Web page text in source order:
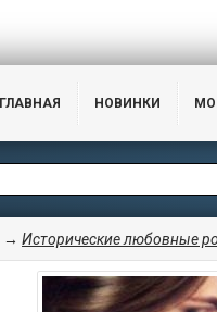
ГЛАВНАЯ НОВИНКИ
→ Исторические любовные